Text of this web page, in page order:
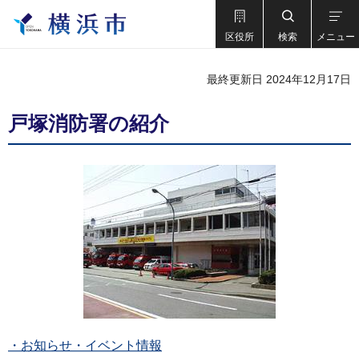
区役所 検索 メニュー
最終更新日 2024年12月17日
戸塚消防署の紹介
・お知らせ・イベント情報